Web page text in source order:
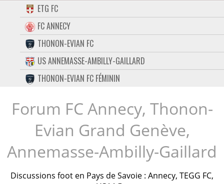
ACCUEIL
FORUM
CONTACT
FACEBOOK
TWITTER
INSTAGRAM
ETG FC
FC ANNECY
THONON-EVIAN FC
US ANNEMASSE-AMBILLY-GAILLARD
THONON-EVIAN FC FÉMININ
Forum FC Annecy, Thonon-
Evian Grand Genève,
Annemasse-Ambilly-Gaillard
Discussions foot en Pays de Savoie : Annecy, TEGG FC,